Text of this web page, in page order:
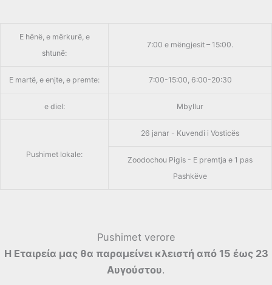
E hënë, e mërkurë, e
shtunë:
7:00 e mëngjesit – 15:00.
E martë, e enjte, e premte: 7:00-15:00, 6:00-20:30
e diel: Mbyllur
Pushimet lokale:
26 janar - Kuvendi i Vosticës
Zoodochou Pigis - E premtja e 1 pas
Pashkëve
Pushimet verore
Η Εταιρεία μας θα παραμείνει κλειστή από 15 έως 23
Αυγούστου.